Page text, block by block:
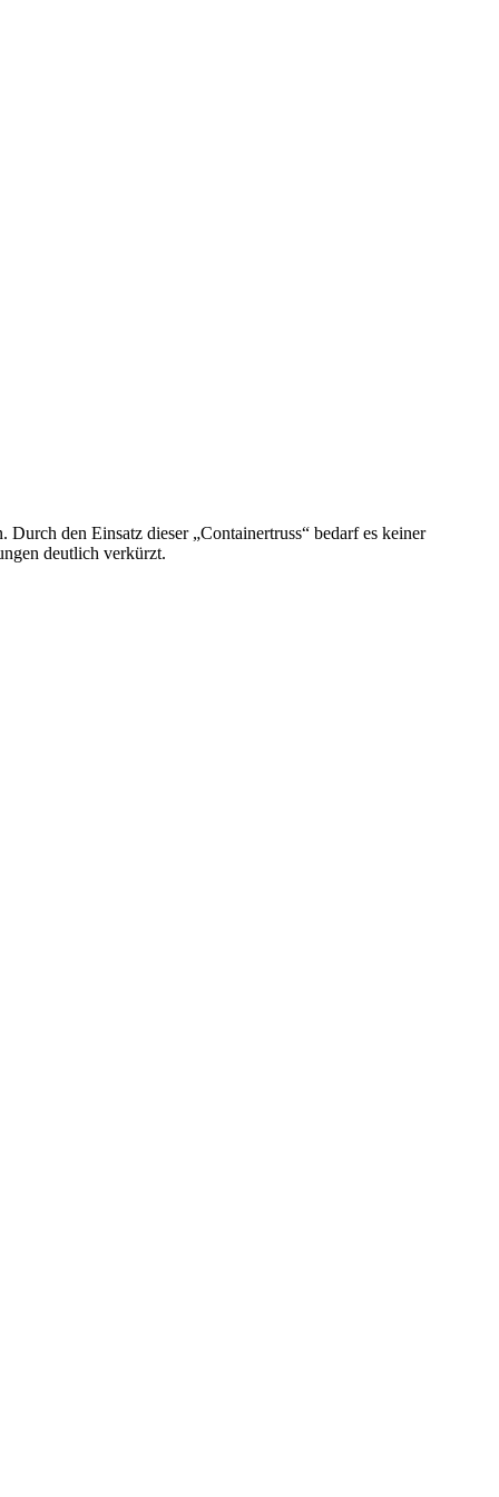
den Einsatz dieser „Containertruss“ bedarf es keiner
deutlich verkürzt.